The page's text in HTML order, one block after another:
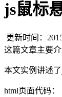
js鼠标
更新时间：
这篇文章主要
本文实例讲述
html页面代码：